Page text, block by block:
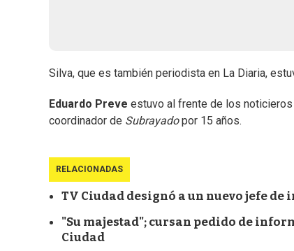
Silva, que es también periodista en La Diaria,
Eduardo Preve estuvo al frente de los noticieros
coordinador de Subrayadopor 15 años.
RELACIONADAS
TV Ciudad designó a un nuevo jefe
"Su majestad"; cursan pedido de
Ciudad